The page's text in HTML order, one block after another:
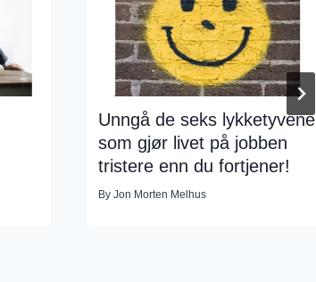
Unngå de seks lykketyvene
som gjør livet på jobben
tristere enn du fortjener!
By Jon Morten Melhus